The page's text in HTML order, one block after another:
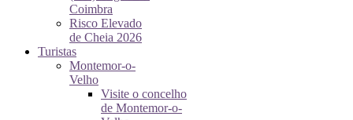
Coimbra
Risco Elevado
de Cheia 2026
Turistas
Montemor-o-
Velho
Visite o concelho
de Montemor-o-